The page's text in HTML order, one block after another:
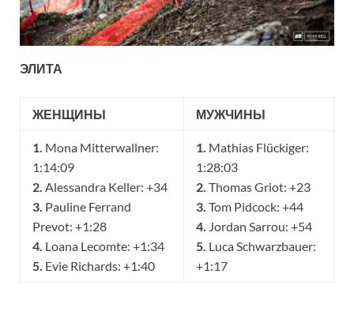
ЭЛИТА
ЖЕНЩИНЫ МУЖЧИНЫ
1. Mona Mitterwallner:
1:14:09
2. Alessandra Keller: +34
3. Pauline Ferrand
Prevot: +1:28
4. Loana Lecomte: +1:34
5. Evie Richards: +1:40
1. Mathias Flückiger:
1:28:03
2. Thomas Griot: +23
3. Tom Pidcock: +44
4. Jordan Sarrou: +54
5. Luca Schwarzbauer:
+1:17